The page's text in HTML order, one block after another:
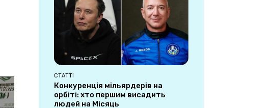
СТАТТІ
Конкуренція мільярдерів на
орбіті: хто першим висадить
людей на Місяць